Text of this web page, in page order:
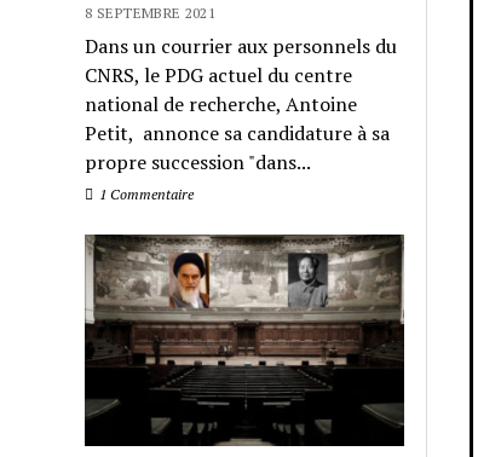
8 SEPTEMBRE 2021
Dans un courrier aux personnels du
CNRS, le PDG actuel du centre
national de recherche, Antoine
Petit, annonce sa candidature à sa
propre succession "dans...
1 Commentaire